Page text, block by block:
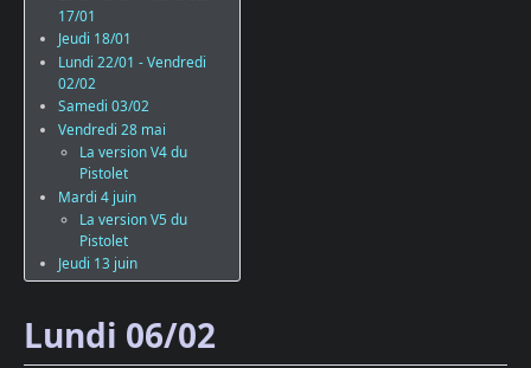
17/01
Jeudi 18/01
Lundi 22/01 - Vendredi
02/02
Samedi 03/02
Vendredi 28 mai
La version V4 du
Pistolet
Mardi 4 juin
La version V5 du
Pistolet
Jeudi 13 juin
Lundi 06/02